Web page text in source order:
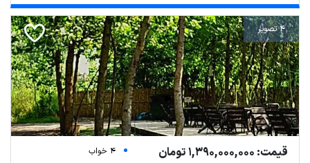
4 تصویر
قیمت: 1,390,000,000 تومان
4 خواب